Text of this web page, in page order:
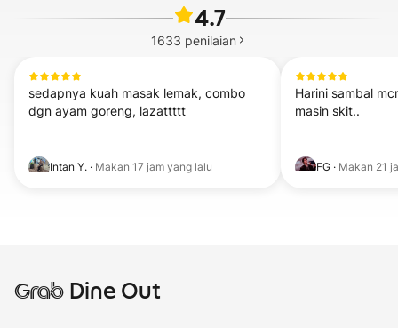
4.7
1633 penilaian
sedapnya kuah masak lemak, combo
dgn ayam goreng, lazattttt
Intan Y. · Makan 17 jam yang lalu
Harini sambal
masin skit..
FG · Makan 21
GrabDine Out